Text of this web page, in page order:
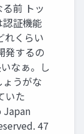
前 トッ
認証機能
れくらい
発するの
なぁ。し
うがな
いた
Japan
47